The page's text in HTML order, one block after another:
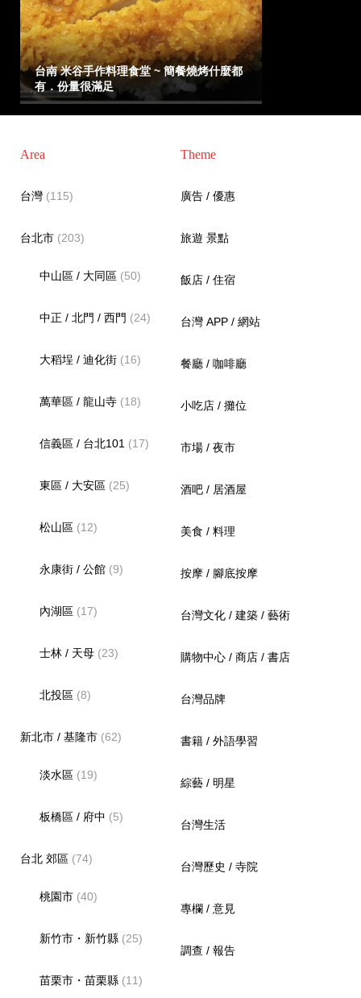
台南 米谷手作料理食堂 ~ 簡餐燒烤什麼都
有．份量很滿足
Area
台灣(115)
台北市(203)
中山區 / 大同區 (50)
中正 / 北門 / 西門 (24)
大稻埕 / 迪化街 (16)
萬華區 / 龍山寺 (18)
信義區 / 台北101 (17)
東區 / 大安區 (25)
松山區 (12)
永康街 / 公館 (9)
內湖區 (17)
士林 / 天母 (23)
北投區 (8)
新北市 / 基隆市(62)
淡水區 (19)
板橋區 / 府中 (5)
台北 郊區(74)
桃園市 (40)
新竹市・新竹縣 (25)
苗栗市・苗栗縣 (11)
Theme
廣告 / 優惠
旅遊 景點
飯店 / 住宿
台灣 APP / 網站
餐廳 / 咖啡廳
小吃店 / 攤位
市場 / 夜市
酒吧 / 居酒屋
美食 / 料理
按摩 / 腳底按摩
台灣文化 / 建築 / 藝術
購物中心 / 商店 / 書店
台灣品牌
書籍 / 外語學習
綜藝 / 明星
台灣生活
台灣歷史 / 寺院
專欄 / 意見
調查 / 報告